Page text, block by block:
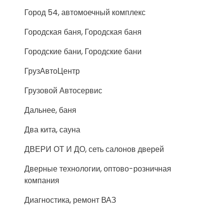
Город 54, автомоечный комплекс
Городская баня, Городская баня
Городские бани, Городские бани
ГрузАвтоЦентр
Грузовой Автосервис
Дальнее, баня
Два кита, сауна
ДВЕРИ ОТ И ДО, сеть салонов дверей
Дверные технологии, оптово-розничная
компания
Диагностика, ремонт ВАЗ